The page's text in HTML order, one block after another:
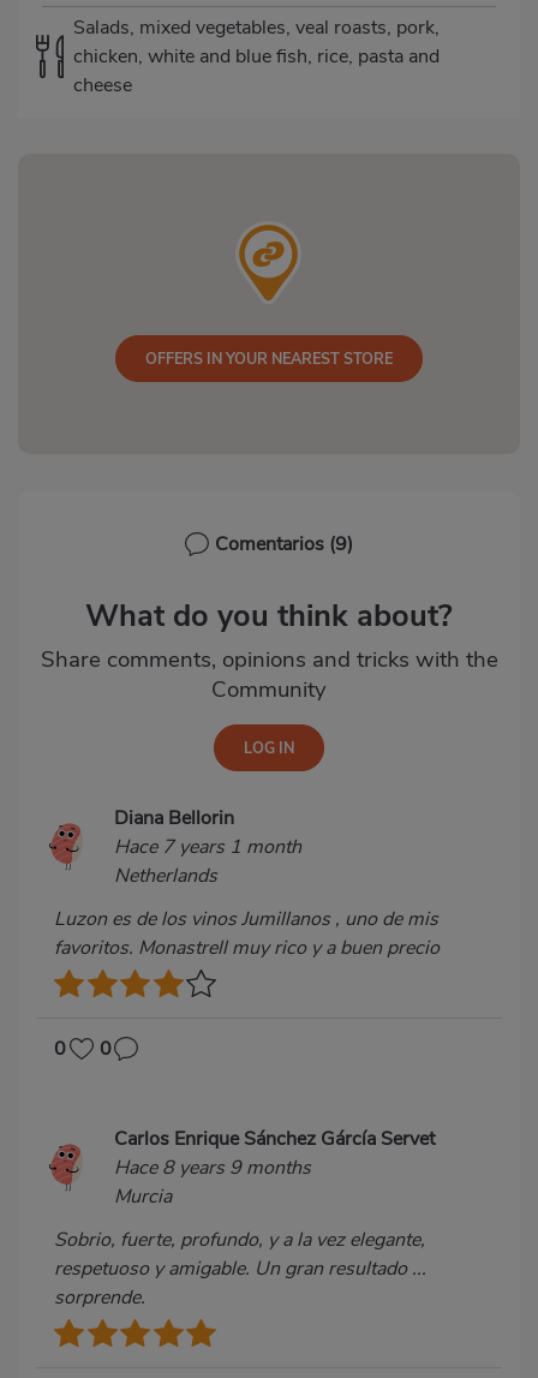
Salads, mixed vegetables, veal roasts, pork,
chicken, white and blue fish, rice, pasta and
cheese
OFFERS IN YOUR NEAREST STORE
Comentarios (9)
What do you think about?
Share comments, opinions and tricks with the
Community
Diana Bellorin
Hace 7 years 1 month
Netherlands
Luzon es de los vinos Jumillanos , uno de mis
favoritos. Monastrell muy rico y a buen precio
0 0
Carlos Enrique Sánchez Gárcía Servet
Hace 8 years 9 months
Murcia
Sobrio, fuerte, profundo, y a la vez elegante,
respetuoso y amigable. Un gran resultado ...
sorprende.